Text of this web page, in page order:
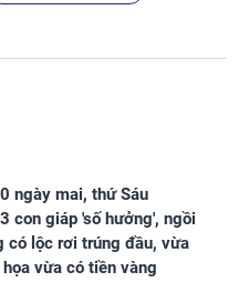
ngày mai, thứ Sáu
con giáp 'số hưởng', ngồi
có lộc rơi trúng đầu, vừa
vừa có tiền vàng